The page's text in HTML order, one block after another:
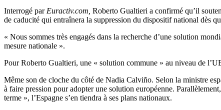
Interrogé par Euractiv.com, Roberto Gualtieri a confirmé qu’il
de caducité qui entraînera la suppression du dispositif national dès
« Nous sommes très engagés dans la recherche d’une solution
mesure nationale ».
Pour Roberto Gualtieri, une « solution commune » au niveau de
Même son de cloche du côté de Nadia Calviño. Selon la ministre
à faire pression pour adopter une solution européenne.
terme », l’Espagne s’en tiendra à ses plans nationaux.